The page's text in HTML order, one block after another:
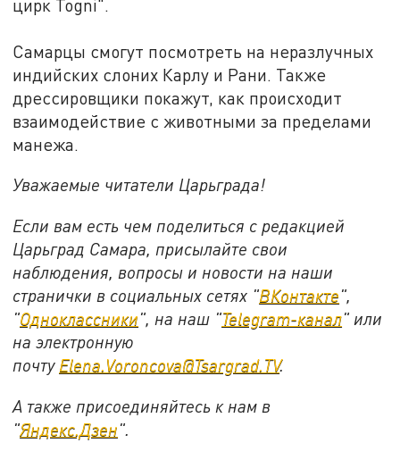
цирк Togni".
Самарцы смогут посмотреть на неразлучных
индийских слоних Карлу и Рани. Также
дрессировщики покажут, как происходит
взаимодействие с животными за пределами
манежа.
Уважаемые читатели Царьграда!
Если вам есть чем поделиться с редакцией
Царьград Самара, присылайте свои
наблюдения, вопросы и новости на наши
странички в социальных сетях "ВКонтакте",
"Одноклассники", на наш "Telegram-канал" или
на электронную
почту Elena.Voroncova@Tsargrad.TV.
А также присоединяйтесь к нам в
"Яндекс.Дзен".